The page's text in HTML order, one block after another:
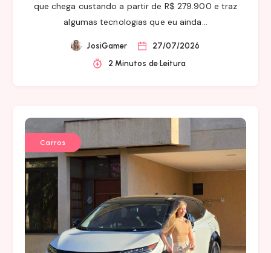
que chega custando a partir de R$ 279.900 e traz
algumas tecnologias que eu ainda…
JosiGamer
27/07/2026
2 Minutos de Leitura
Carros